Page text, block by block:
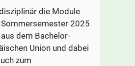
die Module
2025
dem Bachelor-
Union und dabei
zum